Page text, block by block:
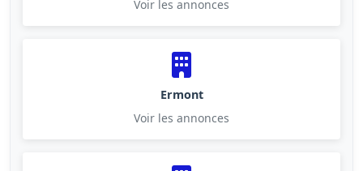
Voir les annonces
Ermont
Voir les annonces